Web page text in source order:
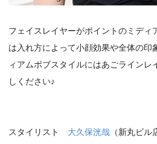
フェイスレイヤーがポイントのミディ
は入れ方によって小顔効果や全体の印
ィアムボブスタイルにはあごライン
しください♪
スタイリスト 大久保洸哉 （新丸ビル